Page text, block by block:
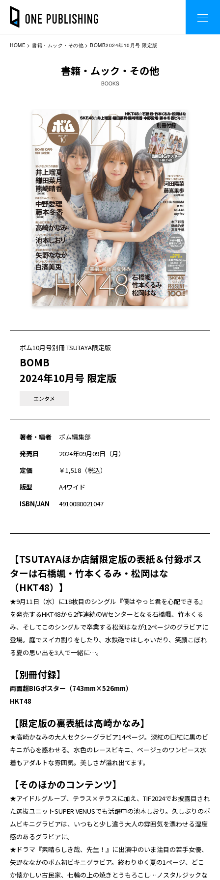
HOME 書籍・ムック・その他 BOMB2024年10月号 限定版
書籍・ムック・その他
BOOKS
ボム10月号別冊 TSUTAYA限定版
BOMB
2024年10月号 限定版
エンタメ
著者・編者
ボム編集部
発売日
2024年09月09日（月）
定価
￥1,518（税込）
版型
A4ワイド
ISBN/JAN
4910080021047
【TSUTAYAほか店舗限定版の表紙＆付録ポス
ターは石橋颯・竹本くるみ・松岡はな
（HKT48）】
★9月11日（水）に18枚目のシングル『僕はやっと君を心配できる』
を発売するHKT48から2作連続のWセンターとなる石橋颯、竹本くる
み、そしてこのシングルで卒業する松岡はなが12ページのグラビアに
登場。庭でスイカ割りをしたり、水鉄砲ではしゃいだり、笑顔こぼれ
る夏の思い出を3人で一緒に…。
【別冊付録】
両面超BIGポスター（743mm×526mm）
HKT48
【限定版の裏表紙は高崎かなみ】
★高崎かなみの大人セクシーグラビア14ページ。深紅の口紅に黒のビ
キニが心を惑わせる。水色のレースビキニ、ベージュのワンピース水
着もアダルトな雰囲気。美しさが溢れ出てます。
【そのほかのコンテンツ】
★アイドルグループ、テラス×テラスに加え、TIF2024でお披露目され
た選抜ユニットSUPER VENUSでも活躍中の池本しおり。久しぶりのボ
ムビキニグラビアは、いつもと少し違う大人の雰囲気を漂わせる湿度
感のあるグラビアに。
★ドラマ『素晴らしき哉、先生！』に出演中のいま注目の若手女優、
矢野ななかのボム初ビキニグラビア。終わりゆく夏の1ページ、どこ
か懐かしい古民家、七輪の上の焼きとうもろこし…ノスタルジックな